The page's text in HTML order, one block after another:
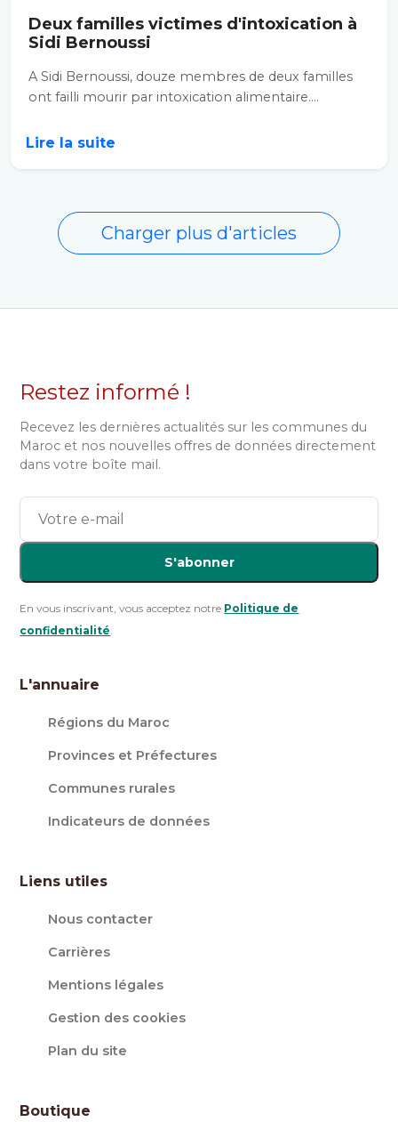
Deux familles victimes d'intoxication à
Sidi Bernoussi
A Sidi Bernoussi, douze membres de deux familles
ont failli mourir par intoxication alimentaire....
Lire la suite
Charger plus d'articles
Restez informé !
Recevez les dernières actualités sur les communes du
Maroc et nos nouvelles offres de données directement
dans votre boîte mail.
S'abonner
En vous inscrivant, vous acceptez notre Politique de
confidentialité.
L'annuaire
Régions du Maroc
Provinces et Préfectures
Communes rurales
Indicateurs de données
Liens utiles
Nous contacter
Carrières
Mentions légales
Gestion des cookies
Plan du site
Boutique